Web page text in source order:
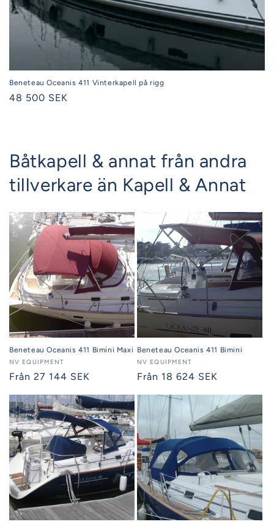
Beneteau Oceanis 411 Vinterkapell på rigg
Ordinarie
48 500 SEK
Båtkapell & annat från andra
tillverkare än Kapell & Annat
Beneteau Oceanis 411 Bimini Maxi
Säljare:
NV EQUIPMENT
Ordinarie
Från 27 144 SEK
Beneteau Oceanis 411 Bimini
Säljare:
NV EQUIPMENT
Ordinarie
Från 18 624 SEK